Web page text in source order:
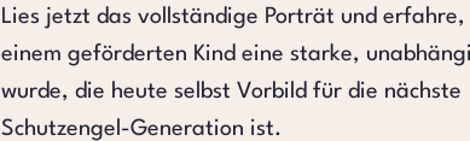
Lies jetzt das vollständige Porträt und erfahre,
einem geförderten Kind eine starke,
wurde, die heute selbst Vorbild für die nächste
Schutzengel-Generation ist.